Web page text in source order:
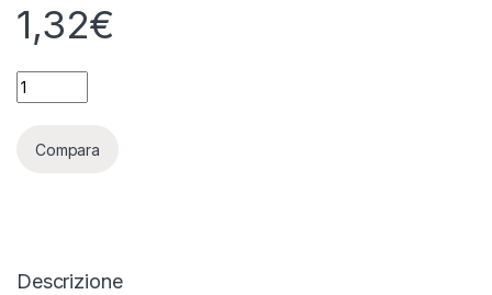
1,32€
SOTTOVASO QUADRATO IN PLASTICA - DIAG 23CM | BASE
Compara
Descrizione